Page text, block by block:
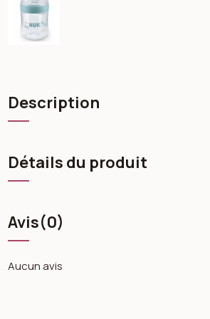
Description
Détails du produit
Avis(0)
Aucun avis